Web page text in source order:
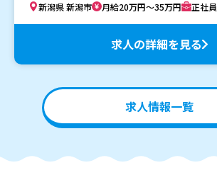
新潟県 新潟市 月給20万円～35万円 正社員
求人の詳細を見る
求人情報一覧